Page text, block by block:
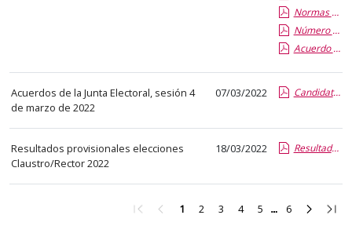
Normas de funcionamiento de las mesas electorales
Número máximo de candidatos a los que se puede votar en el sistema de listas abiertas
Acuerdo sobre voto por registro
Acuerdos de la Junta Electoral, sesión 4
de marzo de 2022
07/03/2022 Candidaturas definitivas
Resultados provisionales elecciones
Claustro/Rector 2022
18/03/2022 Resultados provisionales elecciones Claustro/Rector 2022
Ir
Ir
1 2Ir
3 4Ir
5 6Ir
Ir
Ir